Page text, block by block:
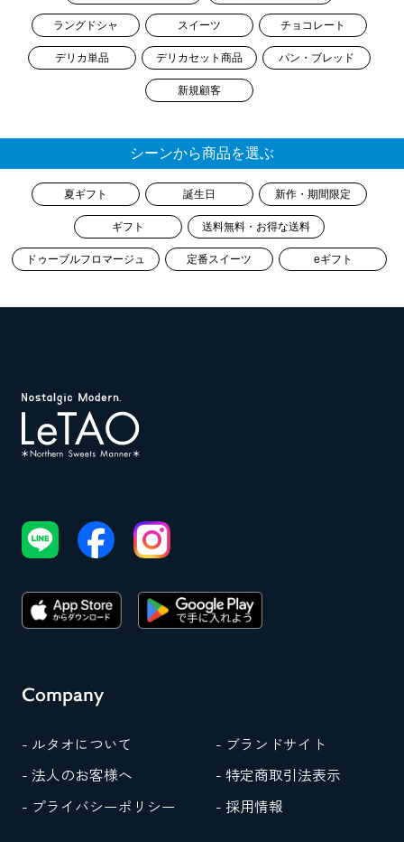
ラングドシャ スイーツ チョコレート
デリカ単品 デリカセット商品 パン・ブレッド
新規顧客
シーンから商品を選ぶ
夏ギフト 誕生日 新作・期間限定
ギフト 送料無料・お得な送料
ドゥーブルフロマージュ 定番スイーツ eギフト
Company
- ルタオについて
- ブランドサイト
- 法人のお客様へ
- 特定商取引法表示
- プライバシーポリシー
- 採用情報